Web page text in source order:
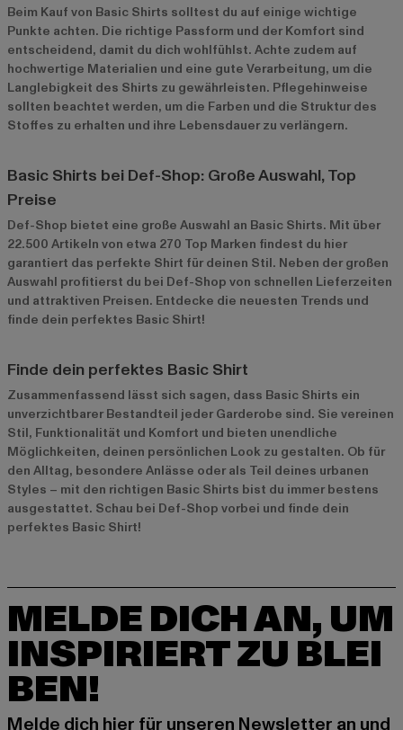
Beim Kauf von Basic Shirts solltest du auf einige wichtige
Punkte achten. Die richtige Passform und der Komfort sind
entscheidend, damit du dich wohlfühlst. Achte zudem auf
hochwertige Materialien und eine gute Verarbeitung, um die
Langlebigkeit des Shirts zu gewährleisten. Pflegehinweise
sollten beachtet werden, um die Farben und die Struktur des
Stoffes zu erhalten und ihre Lebensdauer zu verlängern.
Basic Shirts bei Def-Shop: Große Auswahl, Top
Preise
Def-Shop bietet eine große Auswahl an Basic Shirts. Mit über
22.500 Artikeln von etwa 270 Top Marken findest du hier
garantiert das perfekte Shirt für deinen Stil. Neben der großen
Auswahl profitierst du bei Def-Shop von schnellen Lieferzeiten
und attraktiven Preisen. Entdecke die neuesten Trends und
finde dein perfektes Basic Shirt!
Finde dein perfektes Basic Shirt
Zusammenfassend lässt sich sagen, dass Basic Shirts ein
unverzichtbarer Bestandteil jeder Garderobe sind. Sie vereinen
Stil, Funktionalität und Komfort und bieten unendliche
Möglichkeiten, deinen persönlichen Look zu gestalten. Ob für
den Alltag, besondere Anlässe oder als Teil deines urbanen
Styles – mit den richtigen Basic Shirts bist du immer bestens
ausgestattet. Schau bei Def-Shop vorbei und finde dein
perfektes Basic Shirt!
MELDE DICH AN, UM
INSPIRIERT ZU BLEI
BEN!
Melde dich hier für unseren Newsletter an und